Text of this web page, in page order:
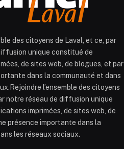
des citoyens de Laval, et ce, par
unique constitué de
de sites web, de blogues, et par
dans la communauté et dans
l’ensemble des citoyens
notre réseau de diffusion unique
imprimées, de sites web, de
présence importante dans la
les réseaux sociaux.